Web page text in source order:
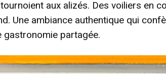
aux alizés. Des voiliers en
Une ambiance authentique qui
gastronomie partagée.